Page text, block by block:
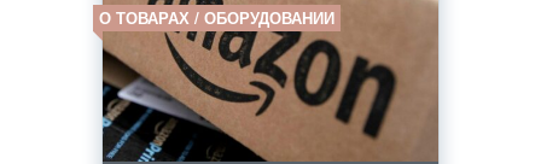
О ТОВАРАХ / ОБОРУДОВАНИИ